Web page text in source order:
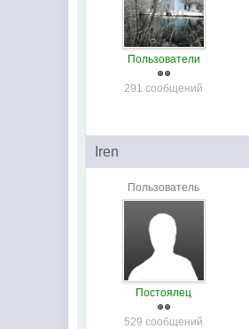
Пользователи
291 сообщений
Iren
Пользователь
Постоялец
529 сообщений